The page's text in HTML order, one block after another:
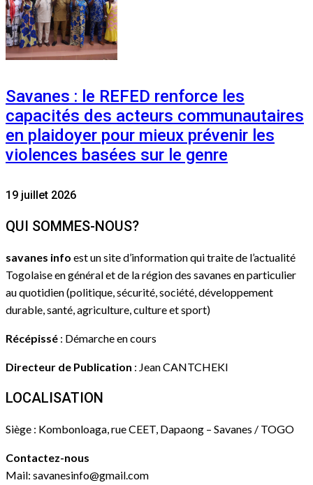
Savanes : le REFED renforce les
capacités des acteurs communautaires
en plaidoyer pour mieux prévenir les
violences basées sur le genre
19 juillet 2026
QUI SOMMES-NOUS?
savanes info est un site d’information qui traite de l’actualité
Togolaise en général et de la région des savanes en particulier
au quotidien (politique, sécurité, société, développement
durable, santé, agriculture, culture et sport)
Récépissé : Démarche en cours
Directeur de Publication : Jean CANTCHEKI
LOCALISATION
Siège : Kombonloaga, rue CEET, Dapaong – Savanes / TOGO
Contactez-nous
Mail: savanesinfo@gmail.com